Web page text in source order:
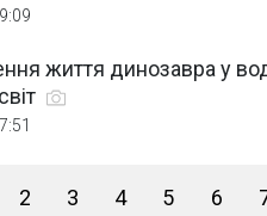
життя динозавра у
2 3 4 5 6